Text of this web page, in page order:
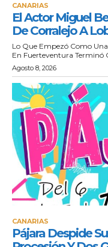
CANARIAS
El Actor Miguel
De Corralejo A
Lo Que Empezó Como
En Fuerteventura Terminó
Agosto 8, 2026
CANARIAS
Pájara Despide